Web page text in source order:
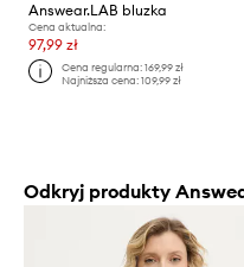
Answear.LAB bluzka
Cena aktualna:
97,99 zł
Cena regularna:169,99 zł
Najniższa cena:109,99 zł
Odkryj produkty